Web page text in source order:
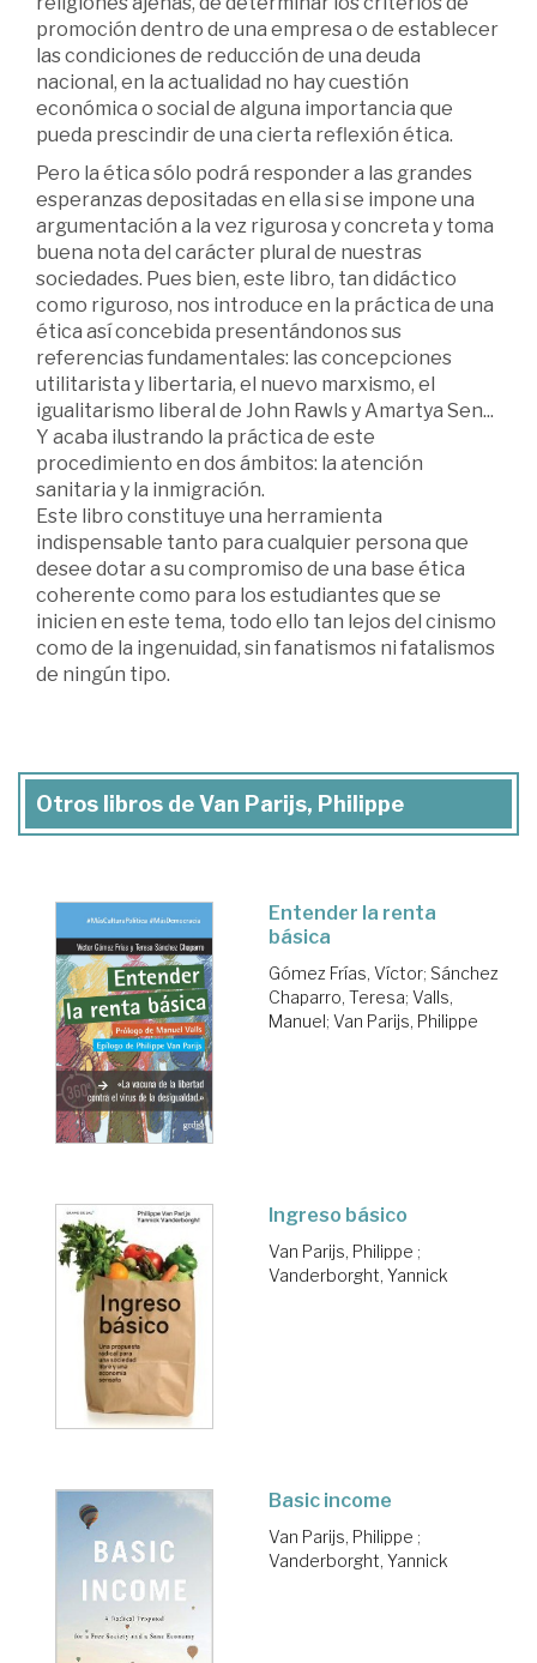
promoción dentro de una empresa o de establecer
las condiciones de reducción de una deuda
nacional, en la actualidad no hay cuestión
económica o social de alguna importancia que
pueda prescindir de una cierta reflexión ética.
Pero la ética sólo podrá responder a las grandes
esperanzas depositadas en ella si se impone una
argumentación a la vez rigurosa y concreta y toma
buena nota del carácter plural de nuestras
sociedades. Pues bien, este libro, tan didáctico
como riguroso, nos introduce en la práctica de una
ética así concebida presentándonos sus
referencias fundamentales: las concepciones
utilitarista y libertaria, el nuevo marxismo, el
igualitarismo liberal de John Rawls y Amartya Sen...
Y acaba ilustrando la práctica de este
procedimiento en dos ámbitos: la atención
sanitaria y la inmigración.
Este libro constituye una herramienta
indispensable tanto para cualquier persona que
desee dotar a su compromiso de una base ética
coherente como para los estudiantes que se
inicien en este tema, todo ello tan lejos del cinismo
como de la ingenuidad, sin fanatismos ni fatalismos
de ningún tipo.
Otros libros de Van Parijs, Philippe
Entender la renta
básica
Gómez Frías, Víctor; Sánchez
Chaparro, Teresa; Valls,
Manuel; Van Parijs, Philippe
Ingreso básico
Van Parijs, Philippe ;
Vanderborght, Yannick
Basic income
Van Parijs, Philippe ;
Vanderborght, Yannick